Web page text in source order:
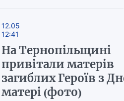
12.05
12:41
На Тернопільщині
привітали матерів
загиблих Героїв з
матері (фото)